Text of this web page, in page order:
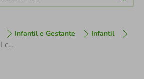
Infantil e Gestante Infantil
Óculos de Sol Infantil com Proteção UV Rosa e Verde Buba